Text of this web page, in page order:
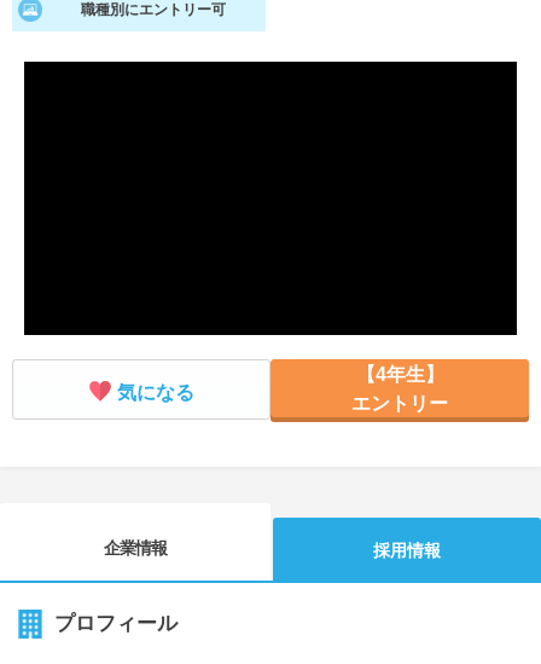
あなたに合う仕事を診断！
職種別にエントリー可
気になる
【4年生】
エントリー
企業情報 採用情報
プロフィール